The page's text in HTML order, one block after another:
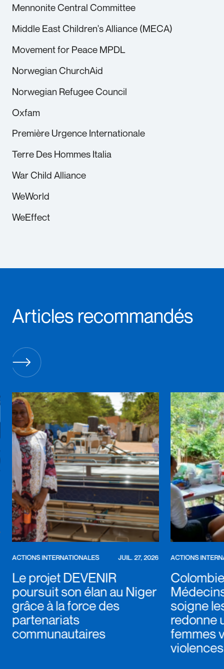
Mennonite Central Committee
Middle East Children's Alliance (MECA)
Movement for Peace MPDL
Norwegian ChurchAid
Norwegian Refugee Council
Oxfam
Première Urgence Internationale
Terre Des Hommes Italia
War Child Alliance
WeWorld
WeEffect
Articles recommandés
ACTIONS INTERNATIONALES JUIL. 27, 2026
Le projet DEVENIR
poursuit son élan au Niger
grâce à la force des
partenariats
communautaires
ACTIONS
soigne
redonne
femmes
violences